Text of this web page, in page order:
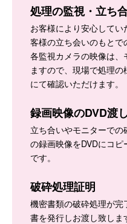
処理の監視・立ち
お客様により安心して
客様の立ち会いのもとで
各監視カメラの映像は
ますので、現場で処理
にて確認いただけます。
録画映像のDVD渡し
立ち合いやモニターで
の録画映像をDVDにコ
です。
破砕処理証明
機密書類の破砕処理が
書を発行しお渡し致しま